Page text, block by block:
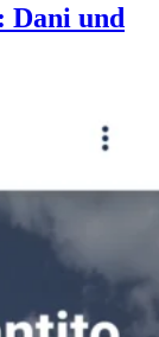
Dani und